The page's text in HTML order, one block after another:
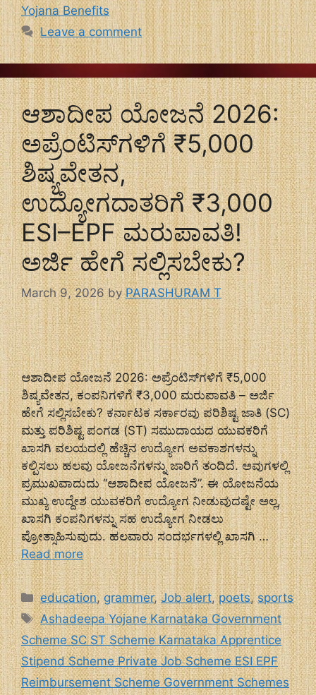
Yojana Benefits
Leave a comment
ಆಶಾದೀಪ ಯೋಜನೆ 2026:
ಅಪ್ರೆಂಟಿಸ್‌ಗಳಿಗೆ ₹5,000
ಶಿಷ್ಯವೇತನ,
ಉದ್ಯೋಗದಾತರಿಗೆ ₹3,000
ESI–EPF ಮರುಪಾವತಿ!
ಅರ್ಜಿ ಹೇಗೆ ಸಲ್ಲಿಸಬೇಕು?
March 9, 2026 byPARASHURAM T
ಆಶಾದೀಪ ಯೋಜನೆ 2026: ಅಪ್ರೆಂಟಿಸ್‌ಗಳಿಗೆ ₹5,000
ಶಿಷ್ಯವೇತನ, ಕಂಪನಿಗಳಿಗೆ ₹3,000 ಮರುಪಾವತಿ – ಅರ್ಜಿ
ಹೇಗೆ ಸಲ್ಲಿಸಬೇಕು? ಕರ್ನಾಟಕ ಸರ್ಕಾರವು ಪರಿಶಿಷ್ಟ ಜಾತಿ (SC)
ಮತ್ತು ಪರಿಶಿಷ್ಟ ಪಂಗಡ (ST) ಸಮುದಾಯದ ಯುವಕರಿಗೆ
ಖಾಸಗಿ ವಲಯದಲ್ಲಿ ಹೆಚ್ಚಿನ ಉದ್ಯೋಗ ಅವಕಾಶಗಳನ್ನು
ಕಲ್ಪಿಸಲು ಹಲವು ಯೋಜನೆಗಳನ್ನು ಜಾರಿಗೆ ತಂದಿದೆ. ಅವುಗಳಲ್ಲಿ
ಪ್ರಮುಖವಾದುದು “ಆಶಾದೀಪ ಯೋಜನೆ”. ಈ ಯೋಜನೆಯ
ಮುಖ್ಯ ಉದ್ದೇಶ ಯುವಕರಿಗೆ ಉದ್ಯೋಗ ನೀಡುವುದಷ್ಟೇ ಅಲ್ಲ,
ಖಾಸಗಿ ಕಂಪನಿಗಳನ್ನು ಸಹ ಉದ್ಯೋಗ ನೀಡಲು
ಪ್ರೋತ್ಸಾಹಿಸುವುದು. ಹಲವಾರು ಸಂದರ್ಭಗಳಲ್ಲಿ ಖಾಸಗಿ …
Read more
Categories
education,grammer,Job alert,poets,sports
Tags
Ashadeepa Yojane Karnataka Government
Scheme SC ST Scheme Karnataka Apprentice
Stipend Scheme Private Job Scheme ESI EPF
Reimbursement Scheme Government Schemes